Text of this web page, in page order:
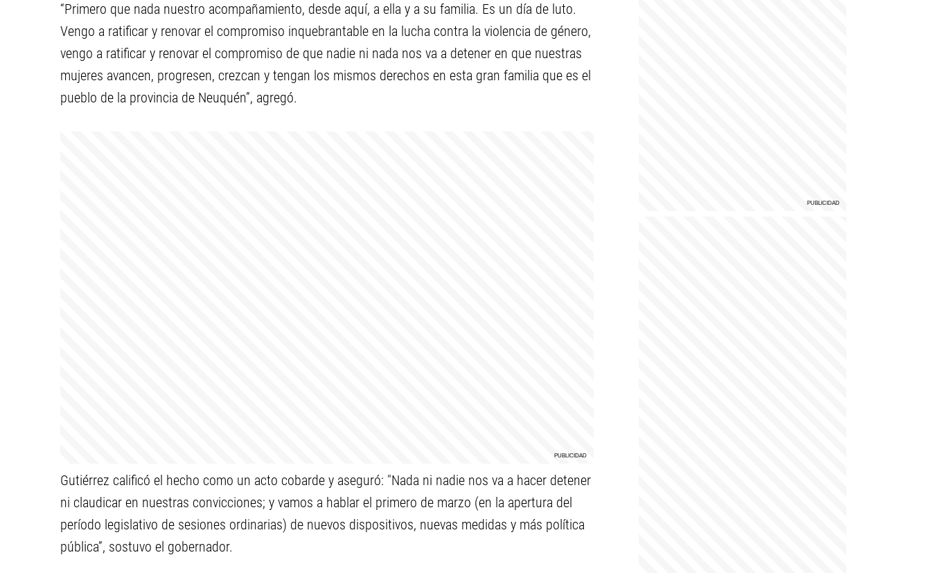
“Primero que nada nuestro acompañamiento, desde aquí, a ella y a su familia. Es un día de luto.
Vengo a ratificar y renovar el compromiso inquebrantable en la lucha contra la violencia de género,
vengo a ratificar y renovar el compromiso de que nadie ni nada nos va a detener en que nuestras
mujeres avancen, progresen, crezcan y tengan los mismos derechos en esta gran familia que es el
pueblo de la provincia de Neuquén”, agregó.
Gutiérrez calificó el hecho como un acto cobarde y aseguró: "Nada ni nadie nos va a hacer detener
ni claudicar en nuestras convicciones; y vamos a hablar el primero de marzo (en la apertura del
período legislativo de sesiones ordinarias) de nuevos dispositivos, nuevas medidas y más política
pública”, sostuvo el gobernador.